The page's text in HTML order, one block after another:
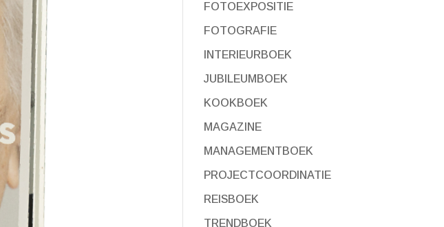
FOTOEXPOSITIE
FOTOGRAFIE
INTERIEURBOEK
JUBILEUMBOEK
KOOKBOEK
MAGAZINE
MANAGEMENTBOEK
PROJECTCOORDINATIE
REISBOEK
TRENDBOEK